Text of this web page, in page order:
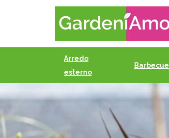
Arredo
esterno
Barbecue